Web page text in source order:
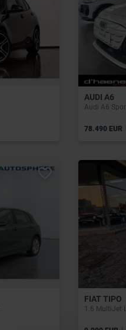
AUDI A6
78.490 EUR
FIAT TIPO
1.6 MultiJet